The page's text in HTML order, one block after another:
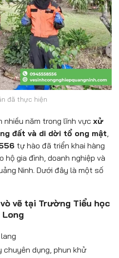
đã thực hiện
nhiều năm trong lĩnh vực xử
đất và di dời tổ ong mật,
tự hào đã triển khai hàng
hộ gia đình, doanh nghiệp và
Ninh. Dưới đây là một số
vẽ tại Trường Tiểu học
Long
chuyên dụng, phun khử